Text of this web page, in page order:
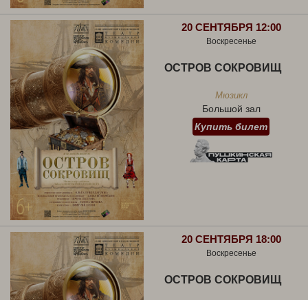
20 СЕНТЯБРЯ 12:00
Воскресенье
ОСТРОВ СОКРОВИЩ
Мюзикл
Большой зал
Купить билет
20 СЕНТЯБРЯ 18:00
Воскресенье
ОСТРОВ СОКРОВИЩ